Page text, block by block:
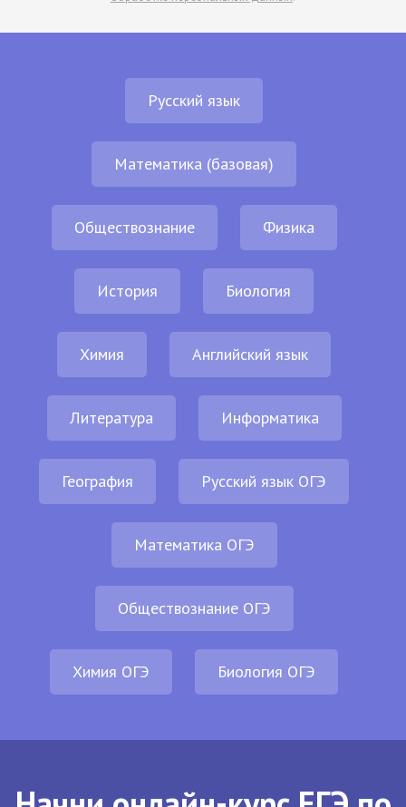
Русский язык
Математика (базовая)
Обществознание Физика
История Биология
Химия Английский язык
Литература Информатика
География Русский язык ОГЭ
Математика ОГЭ
Обществознание ОГЭ
Химия ОГЭ Биология ОГЭ